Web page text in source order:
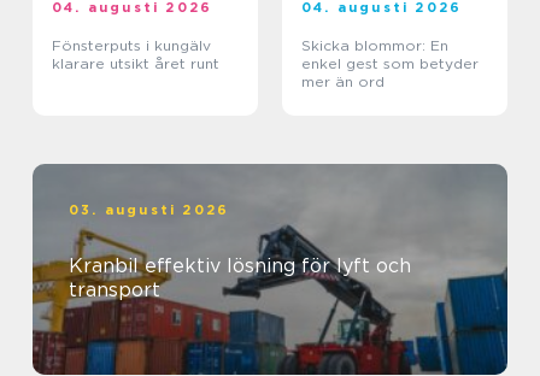
04. augusti 2026
Fönsterputs i kungälv
klarare utsikt året runt
04. augusti 2026
Skicka blommor: En
enkel gest som betyder
mer än ord
03. augusti 2026
Kranbil effektiv lösning för lyft och
transport